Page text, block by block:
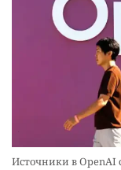
Источники в OpenAI